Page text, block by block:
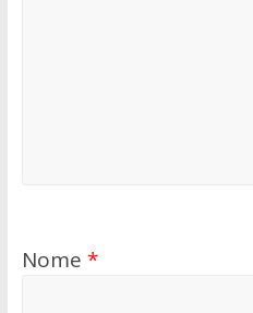
Nome *